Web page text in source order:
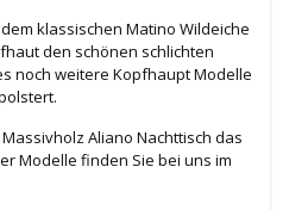
klassischen Matino Wildeiche
den schönen schlichten
noch weitere Kopfhaupt Modelle
Aliano Nachttisch das
Modelle finden Sie bei uns im